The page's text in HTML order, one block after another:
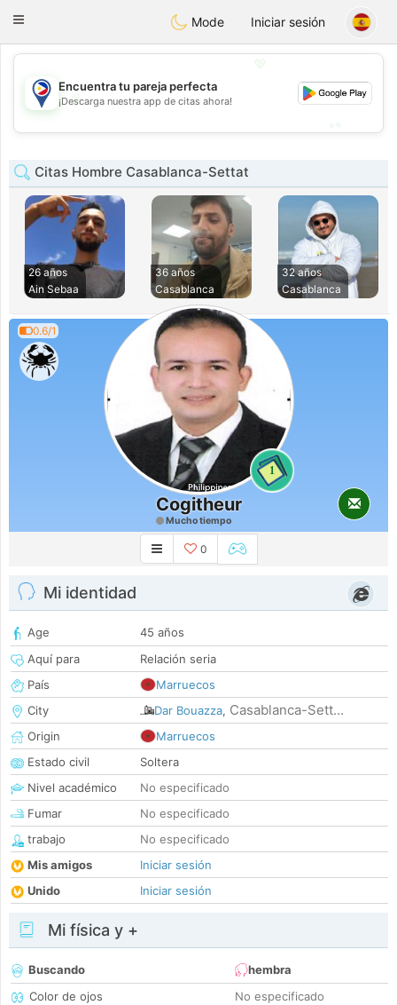
Philippines Chat
Toggle
Mode Iniciar sesión
💖
💕
Encuentra tu pareja perfecta
¡Descarga nuestra app de citas ahora!
Citas Hombre Casablanca-Settat
26 años
Ain Sebaa
36 años
Casablanca
32 años
Casablanca
0.6/1
1
Cogitheur
Mucho tiempo
0
Mi identidad
Age
45 años
Aquí para
Relación seria
País
Marruecos
City
Dar Bouazza, Casablanca-Sett...
Origin
Marruecos
Estado civil
Soltera
Nivel académico
No especificado
Fumar
No especificado
trabajo
No especificado
Mis amigos
Iniciar sesión
Unido
Iniciar sesión
Mi física y +
Buscando
hembra
Color de ojos
No especificado